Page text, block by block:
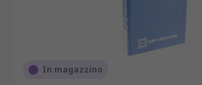
In magazzino